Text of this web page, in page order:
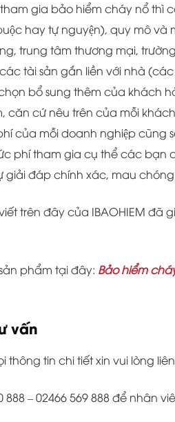
gia bảo hiểm cháy nổ thì
hay tự nguyện), quy mô
trung tâm thương mại,
tài sản gắn liền với nhà
bổ sung thêm của khách
căn cứ nêu trên của mỗi
của mỗi doanh nghiệp cũng
phí tham gia cụ thể các bạn
giải đáp chính xác, mau
trên đây của IBAOHIEM đã
phẩm tại đây: Bảo hiểm
vấn
thông tin chi tiết xin vui lòng
888 – 02466 569 888 để